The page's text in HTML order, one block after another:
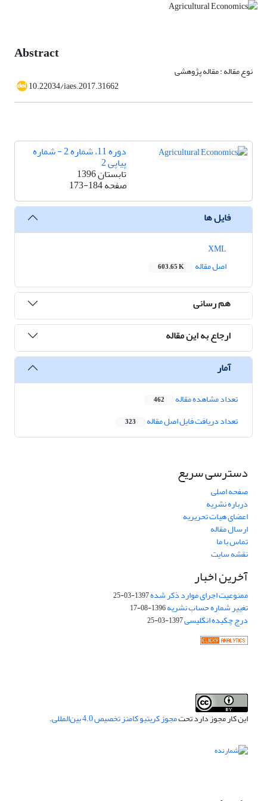
Abstract
نوع مقاله : مقاله پژوهشی
10.22034/iaes.2017.31662
دوره 11، شماره 2 - شماره
پیاپی 2
تابستان 1396
صفحه173-184
فایل ها
اصل مقاله
603.65 K
هم رسانی
ارجاع به این مقاله
آمار
تعداد مشاهده مقاله 462
تعداد دریافت فایل اصل مقاله 323
دسترسی سریع
صفحه اصلی
درباره نشریه
اعضای هیات تحریریه
ارسال مقاله
تماس با ما
نقشه سایت
آخرین اخبار
ممنوعیت اجرای موارد ذکر شده1397-03-25
تغییر شماره حساب نشریه1396-08-17
درج چکیده انگلیسی1397-03-25
این کار مجوز دارد تحتمجوز کریتیو کامنز تخصیص 4.0 بین‌المللی .